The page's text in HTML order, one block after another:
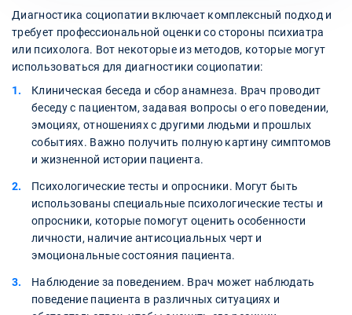
Диагностика социопатии включает комплексный подход и
требует профессиональной оценки со стороны психиатра
или психолога. Вот некоторые из методов, которые могут
использоваться для диагностики социопатии:
Клиническая беседа и сбор анамнеза. Врач проводит
беседу с пациентом, задавая вопросы о его поведении,
эмоциях, отношениях с другими людьми и прошлых
событиях. Важно получить полную картину симптомов
и жизненной истории пациента.
Психологические тесты и опросники. Могут быть
использованы специальные психологические тесты и
опросники, которые помогут оценить особенности
личности, наличие антисоциальных черт и
эмоциональные состояния пациента.
Наблюдение за поведением. Врач может наблюдать
поведение пациента в различных ситуациях и